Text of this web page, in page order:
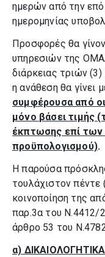
ημερών από την
ημερομηνίας
Προσφορές θα
υπηρεσιών της
διάρκειας τριών
η ανάθεση θα γίνει
συμφέρουσα από
μόνο βάσει τιμής
έκπτωσης επί των
προϋπολογισμού).
Η παρούσα
τουλάχιστον πέντε
κοινοποίηση της
παρ.3α του Ν.4412/
άρθρο 53 του
α)